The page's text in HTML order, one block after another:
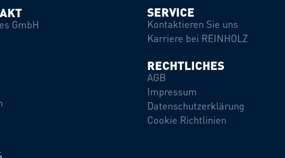
AGB
Impressum
Datenschutzerklärung
[rcb-consent type="change" tag="a"
text="Privatsphäre-Einstellungen
consent type="history" tag="a"
Privatsphäre-Einstellungen"] [rcb-
type="revoke" tag="a"